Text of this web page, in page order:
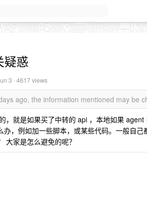
疑惑
3 · 4617 views
ago, the information mentioned may be
，就是如果买了中转的 api ，本地如果
办，例如加一些脚本，或某些代码。一般自
大家是怎么避免的呢？